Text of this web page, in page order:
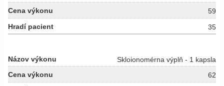
59
35
Skloionomérna výplň - 1 kapsla
62